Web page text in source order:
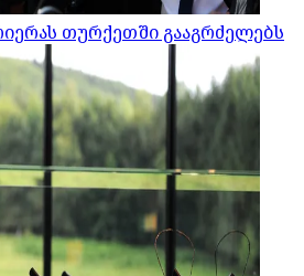
თურქეთში გააგრძელებს